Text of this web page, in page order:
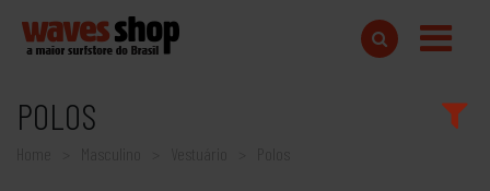
POLOS
Home